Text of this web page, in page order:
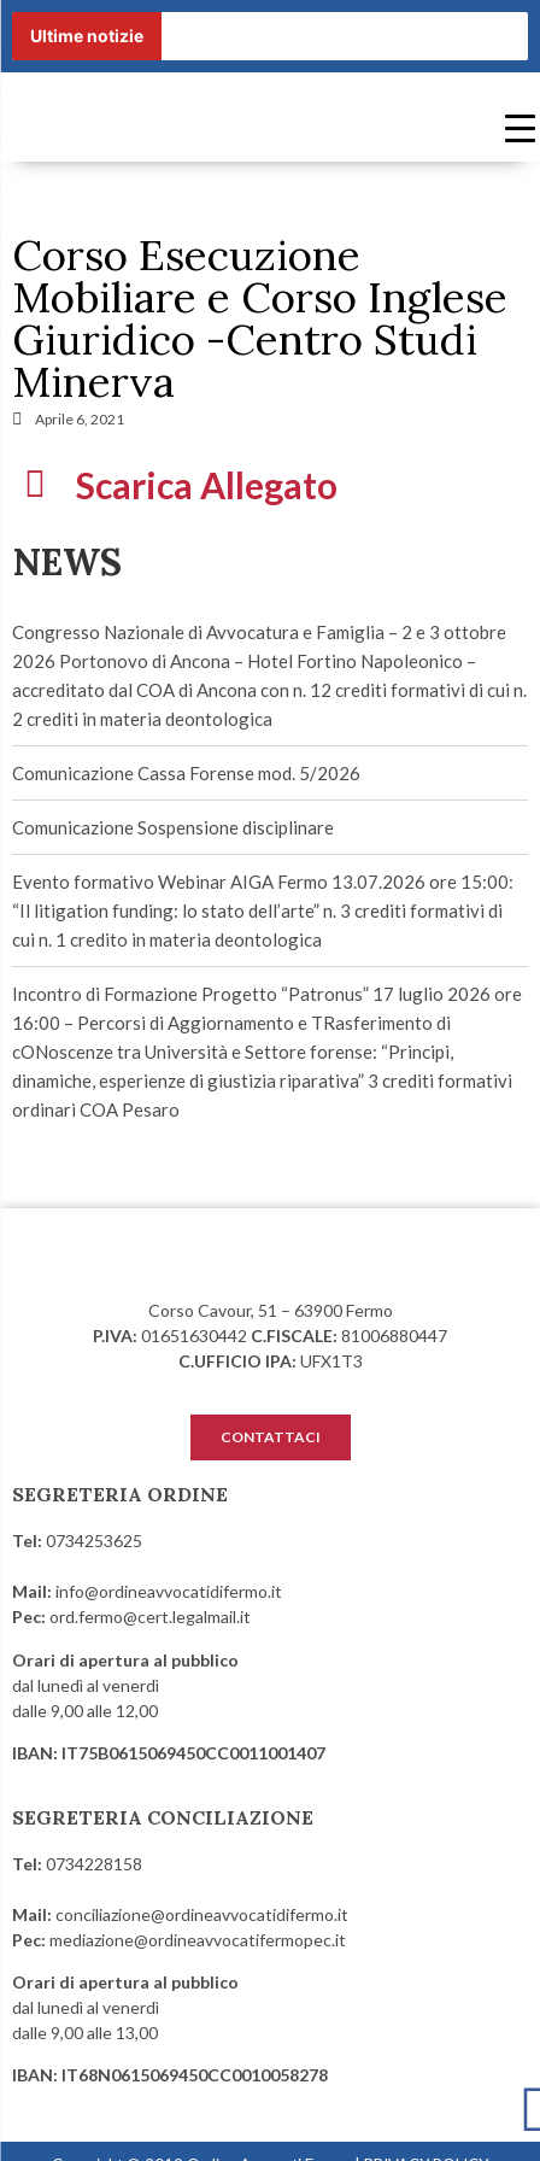
Ultime notizie
Corso Esecuzione
Mobiliare e Corso Inglese
Giuridico -Centro Studi
Minerva
Aprile 6, 2021
Scarica Allegato
NEWS
Congresso Nazionale di Avvocatura e Famiglia – 2 e 3 ottobre
2026 Portonovo di Ancona – Hotel Fortino Napoleonico –
accreditato dal COA di Ancona con n. 12 crediti formativi di cui n.
2 crediti in materia deontologica
Comunicazione Cassa Forense mod. 5/2026
Comunicazione Sospensione disciplinare
Evento formativo Webinar AIGA Fermo 13.07.2026 ore 15:00:
“Il litigation funding: lo stato dell’arte” n. 3 crediti formativi di
cui n. 1 credito in materia deontologica
Incontro di Formazione Progetto “Patronus” 17 luglio 2026 ore
16:00 – Percorsi di Aggiornamento e TRasferimento di
cONoscenze tra Università e Settore forense: “Principi,
dinamiche, esperienze di giustizia riparativa” 3 crediti formativi
ordinari COA Pesaro
Corso Cavour, 51 – 63900 Fermo
P.IVA: 01651630442 C.FISCALE: 81006880447
C.UFFICIO IPA: UFX1T3
CONTATTACI
SEGRETERIA ORDINE
Tel: 0734253625
Mail: info@ordineavvocatidifermo.it
Pec: ord.fermo@cert.legalmail.it
Orari di apertura al pubblico
dal lunedì al venerdì
dalle 9,00 alle 12,00
IBAN: IT75B0615069450CC0011001407
SEGRETERIA CONCILIAZIONE
Tel: 0734228158
Mail: conciliazione@ordineavvocatidifermo.it
Pec: mediazione@ordineavvocatifermopec.it
Orari di apertura al pubblico
dal lunedì al venerdì
dalle 9,00 alle 13,00
IBAN: IT68N0615069450CC0010058278